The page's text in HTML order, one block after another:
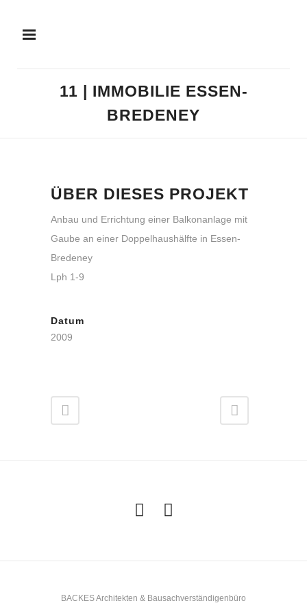
11 | IMMOBILIE ESSEN-
BREDENEY
ÜBER DIESES PROJEKT
Anbau und Errichtung einer Balkonanlage mit
Gaube an einer Doppelhaushälfte in Essen-
Bredeney
Lph 1-9
Datum
2009
BACKES Architekten & Bausachverständigenbüro